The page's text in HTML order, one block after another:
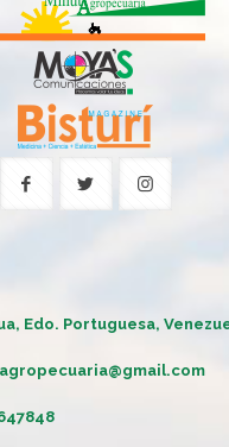
Edo. Portuguesa,